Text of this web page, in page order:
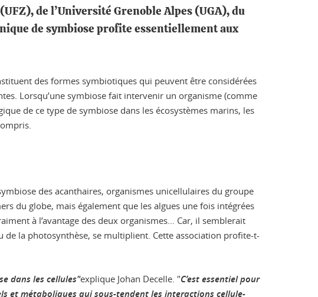
de l’Université Grenoble Alpes (UGA), du
de symbiose profite essentiellement aux
des formes symbiotiques qui peuvent être considérées
Lorsqu’une symbiose fait intervenir un organisme (comme
de ce type de symbiose dans les écosystèmes marins, les
des acanthaires, organismes unicellulaires du groupe
du globe, mais également que les algues une fois intégrées
à l’avantage des deux organismes… Car, il semblerait
de la photosynthèse, se multiplient. Cette association profite-t-
dans les cellules"explique Johan Decelle. "C’est essentiel pour
et métaboliques qui sous-tendent les interactions cellule-